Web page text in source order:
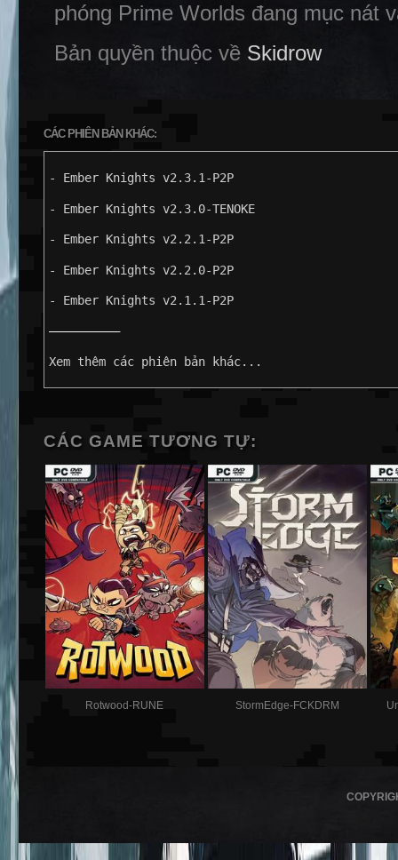
phóng Prime Worlds đang mục nát
Bản quyền thuộc về Skidrow
CÁC PHIÊN BẢN KHÁC:
- Ember Knights v2.3.1-P2P
- Ember Knights v2.3.0-TENOKE
- Ember Knights v2.2.1-P2P
- Ember Knights v2.2.0-P2P
- Ember Knights v2.1.1-P2P
——————————
Xem thêm các phiên bản khác...
CÁC GAME TƯƠNG TỰ:
Rotwood-RUNE StormEdge-FCKDRM